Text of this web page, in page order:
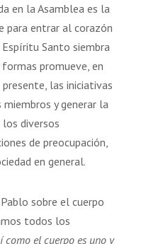
en la Asamblea es la
para entrar al corazón
Santo siembra
promueve, en
las iniciativas
y generar la
diversos
de preocupación,
en general.
sobre el cuerpo
todos los
como el cuerpo es uno y